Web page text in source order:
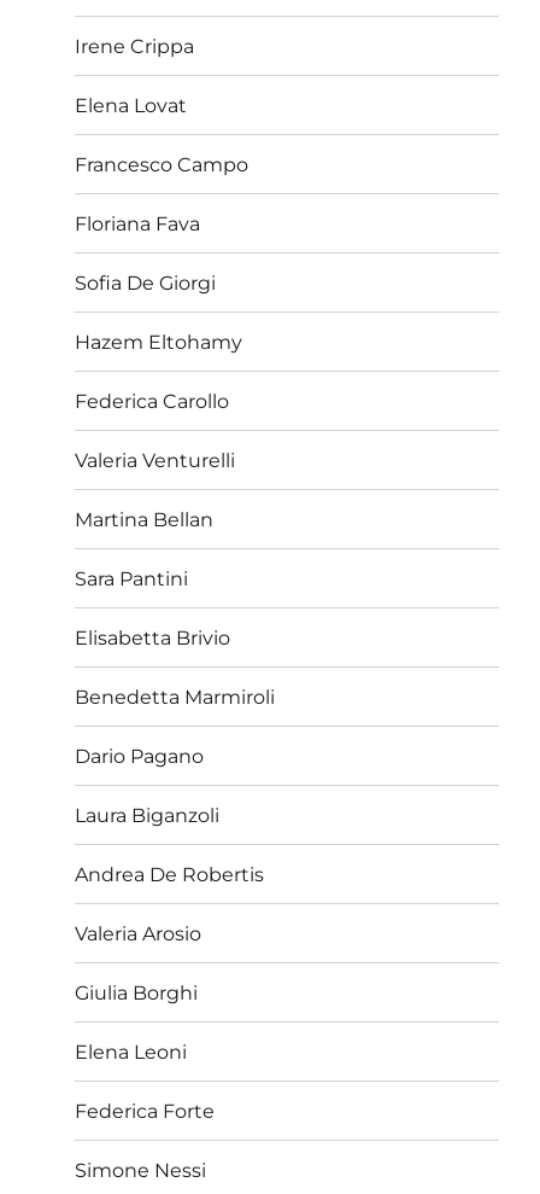
Irene Crippa
Elena Lovat
Francesco Campo
Floriana Fava
Sofia De Giorgi
Hazem Eltohamy
Federica Carollo
Valeria Venturelli
Martina Bellan
Sara Pantini
Elisabetta Brivio
Benedetta Marmiroli
Dario Pagano
Laura Biganzoli
Andrea De Robertis
Valeria Arosio
Giulia Borghi
Elena Leoni
Federica Forte
Simone Nessi